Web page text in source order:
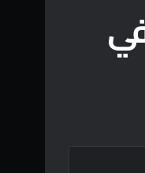
في